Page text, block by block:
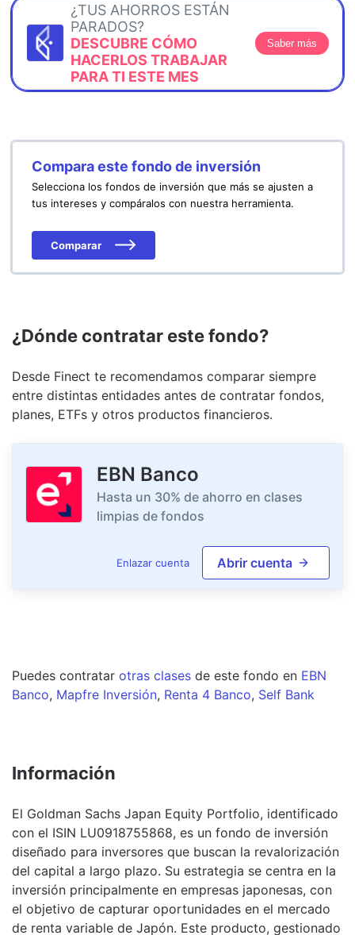
¿TUS AHORROS ESTÁN
PARADOS?
DESCUBRE CÓMO
HACERLOS TRABAJAR
PARA TI ESTE MES
Saber más
Compara este fondo de inversión
Selecciona los fondos de inversión que más se ajusten a
tus intereses y compáralos con nuestra herramienta.
Comparar
¿Dónde contratar este fondo?
Desde Finect te recomendamos comparar siempre
entre distintas entidades antes de contratar fondos,
planes, ETFs y otros productos financieros.
EBN Banco
Hasta un 30% de ahorro en clases
limpias de fondos
Enlazar cuenta Abrir cuenta
Puedes contratar otras clases de este fondo en EBN
Banco, Mapfre Inversión, Renta 4 Banco, Self Bank
Información
El Goldman Sachs Japan Equity Portfolio, identificado
con el ISIN LU0918755868, es un fondo de inversión
diseñado para inversores que buscan la revalorización
del capital a largo plazo. Su estrategia se centra en la
inversión principalmente en empresas japonesas, con
el objetivo de capturar oportunidades en el mercado
de renta variable de Japón. Este producto, gestionado